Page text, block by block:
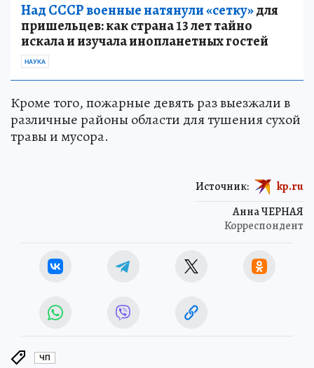
Над СССР военные натянули «сетку»для
пришельцев: как страна 13 лет тайно
искала и изучала инопланетных гостей
НАУКА
Кроме того, пожарные девять раз выезжали в
различные районы области для тушения сухой
травы и мусора.
Анна ЧЕРНАЯ
Корреспондент
Источник: kp.ru
ЧП